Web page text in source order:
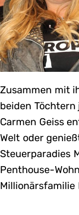
Zusammen mit
beiden
Carmen Geiss
Welt oder
Steuerparadies
Penthouse-
Millionärsfamilie